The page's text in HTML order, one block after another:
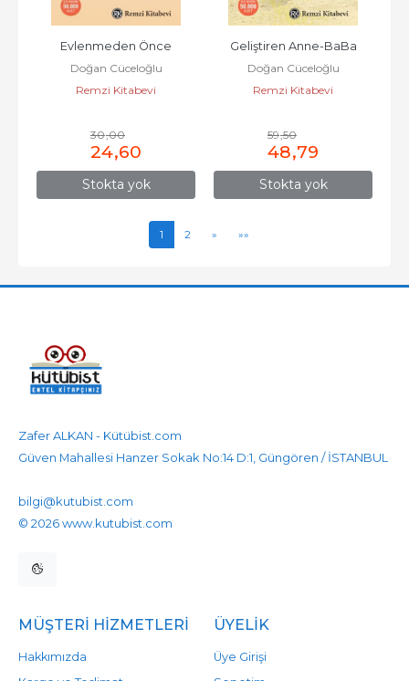
Stokta yok
Evlenmeden Önce
Doğan Cüceloğlu
Remzi Kitabevi
30,00
24,60
Stokta yok
Geliştiren Anne-BaBa
Doğan Cüceloğlu
Remzi Kitabevi
59,50
48,79
1 2 » »»
Zafer ALKAN - Kütübist.com
Güven Mahallesi Hanzer Sokak No:14 D:1, Güngören / İSTANBUL
bilgi@kutubist.com
© 2026 www.kutubist.com
MÜŞTERI HIZMETLERI
Hakkımızda
ÜYELIK
Üye Girişi